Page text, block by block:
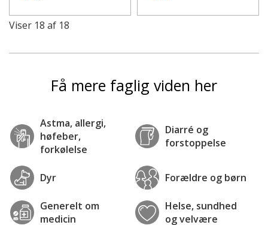
Viser 18 af 18
Få mere faglig viden her
Astma, allergi,
høfeber,
forkølelse
Diarré og
forstoppelse
Dyr Forældre og børn
Generelt om
medicin
Helse, sundhed
og velvære